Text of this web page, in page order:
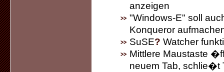
anzeigen
"Windows-E" soll
Konqueror
SuSE? Watcher
Mittlere Maustaste
neuem Tab, schlie�t